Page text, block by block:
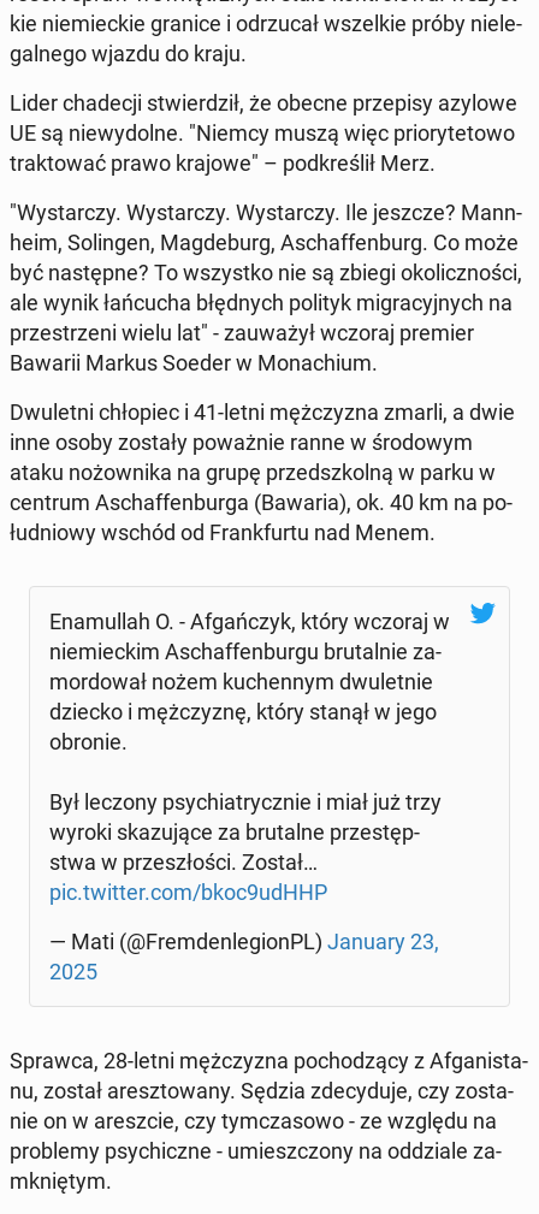
kie nie­miec­kie granice i od­rzu­cał wszel­kie próby nie­le­
gal­ne­go wjazdu do kraju.
Lider cha­de­cji stwier­dził, że obecne prze­pi­sy azylowe
UE są nie­wy­dol­ne. "Niemcy muszą więc prio­ry­te­to­wo
trak­to­wać prawo krajowe" – pod­kre­ślił Merz.
"Wy­star­czy. Wy­star­czy. Wy­star­czy. Ile jeszcze? Man­n­
he­im, So­lin­gen, Mag­de­burg, Aschaf­fen­burg. Co może
być na­stęp­ne? To wszyst­ko nie są zbiegi oko­licz­no­ści,
ale wynik łań­cu­cha błęd­nych polityk mi­gra­cyj­nych na
prze­strze­ni wielu lat" - za­uwa­żył wczoraj premier
Bawarii Markus Soeder w Mo­na­chium.
Dwu­let­ni chło­piec i 41-letni męż­czy­zna zmarli, a dwie
inne osoby zostały po­waż­nie ranne w śro­do­wym
ataku no­żow­ni­ka na grupę przed­szkol­ną w parku w
centrum Aschaf­fen­bur­ga (Bawaria), ok. 40 km na po­
łu­dnio­wy wschód od Frank­fur­tu nad Menem.
Ena­mul­lah O. - Afgań­czyk, który wczoraj w
nie­miec­kim Aschaf­fen­bur­gu bru­tal­nie za­
mor­do­wał nożem ku­chen­nym dwu­let­nie
dziecko i męż­czy­znę, który stanął w jego
obronie.
Był leczony psy­chia­trycz­nie i miał już trzy
wyroki ska­zu­ją­ce za bru­tal­ne prze­stęp­
stwa w prze­szło­ści. Został…
pic.twitter.com/bkoc9udHHP
— Mati (@Frem­den­le­gionPL) January 23,
2025
Sprawca, 28-letni męż­czy­zna po­cho­dzą­cy z Afga­ni­sta­
nu, został aresz­to­wa­ny. Sędzia zde­cy­du­je, czy zo­sta­
nie on w aresz­cie, czy tym­cza­so­wo - ze względu na
pro­ble­my psy­chicz­ne - umiesz­czo­ny na od­dzia­le za­
mknię­tym.